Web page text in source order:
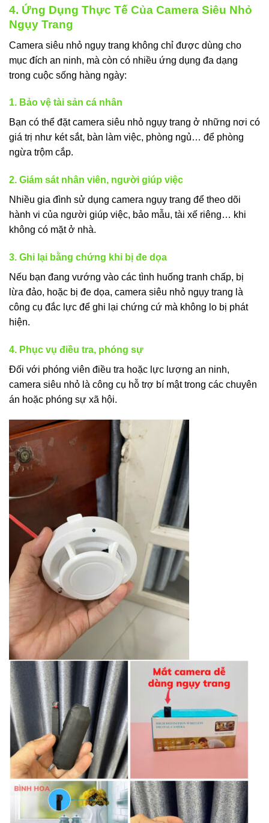
4. Ứng Dụng Thực Tế Của Camera Siêu Nhỏ
Ngụy Trang
Camera siêu nhỏ ngụy trang không chỉ được dùng cho
mục đích an ninh, mà còn có nhiều ứng dụng đa dạng
trong cuộc sống hàng ngày:
1. Bảo vệ tài sản cá nhân
Bạn có thể đặt camera siêu nhỏ ngụy trang ở những nơi có
giá trị như két sắt, bàn làm việc, phòng ngủ… để phòng
ngừa trộm cắp.
2. Giám sát nhân viên, người giúp việc
Nhiều gia đình sử dụng camera ngụy trang để theo dõi
hành vi của người giúp việc, bảo mẫu, tài xế riêng… khi
không có mặt ở nhà.
3. Ghi lại bằng chứng khi bị đe dọa
Nếu bạn đang vướng vào các tình huống tranh chấp, bị
lừa đảo, hoặc bị đe dọa, camera siêu nhỏ ngụy trang là
công cụ đắc lực để ghi lại chứng cứ mà không lo bị phát
hiện.
4. Phục vụ điều tra, phóng sự
Đối với phóng viên điều tra hoặc lực lượng an ninh,
camera siêu nhỏ là công cụ hỗ trợ bí mật trong các chuyên
án hoặc phóng sự xã hội.